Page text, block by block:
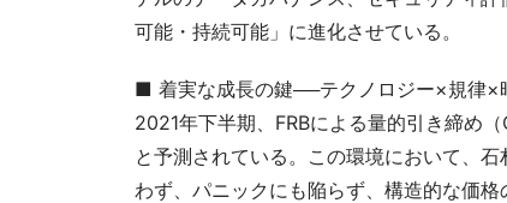
可能・持続可能」に進化させている。
■ 着実な成長の鍵──テクノロジー×規律×
2021年下半期、FRBによる量的引き締め
と予測されている。この環境において、
わず、パニックにも陥らず、構造的な価